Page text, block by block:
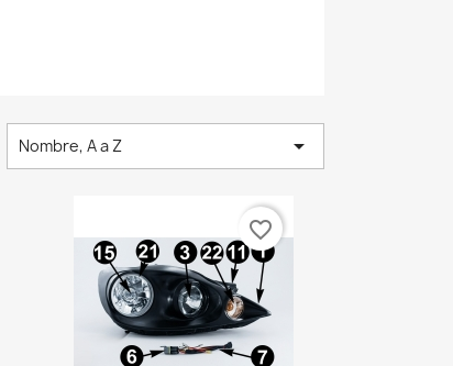
Nombre, A a Z 
favorite_border